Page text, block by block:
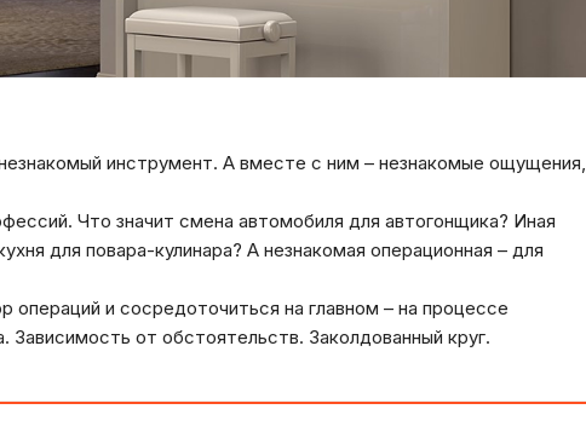
инструмент. А вместе с ним – незнакомые ощущения,
Что значит смена автомобиля для автогонщика? Иная
для повара-кулинара? А незнакомая операционная – для
и сосредоточиться на главном – на процессе
Зависимость от обстоятельств. Заколдованный круг.